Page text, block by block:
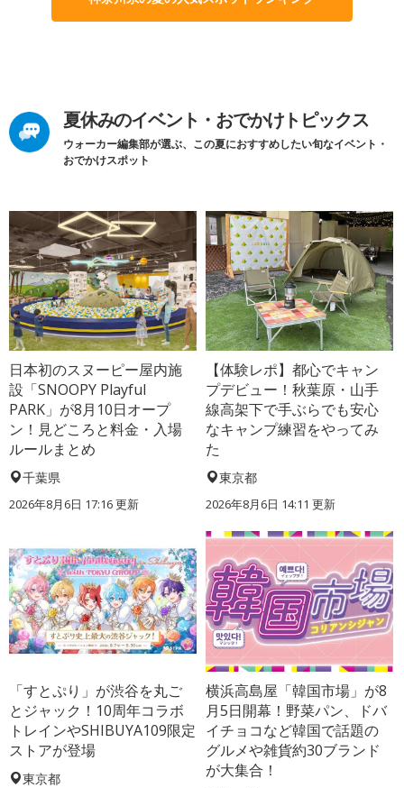
夏休みのイベント・おでかけトピックス
ウォーカー編集部が選ぶ、この夏におすすめしたい旬なイベント・
おでかけスポット
日本初のスヌーピー屋内施
設「SNOOPY Playful
PARK」が8月10日オープ
ン！見どころと料金・入場
ルールまとめ
千葉県
2026年8月6日 17:16更新
【体験レポ】都心でキャン
プデビュー！秋葉原・山手
線高架下で手ぶらでも安心
なキャンプ練習をやってみ
た
東京都
2026年8月6日 14:11 更新
「すとぷり」が渋谷を丸ご
とジャック！10周年コラボ
トレインやSHIBUYA109限定
ストアが登場
東京都
横浜高島屋「韓国市場」が8
月5日開幕！野菜パン、ドバ
イチョコなど韓国で話題の
グルメや雑貨約30ブランド
が大集合！